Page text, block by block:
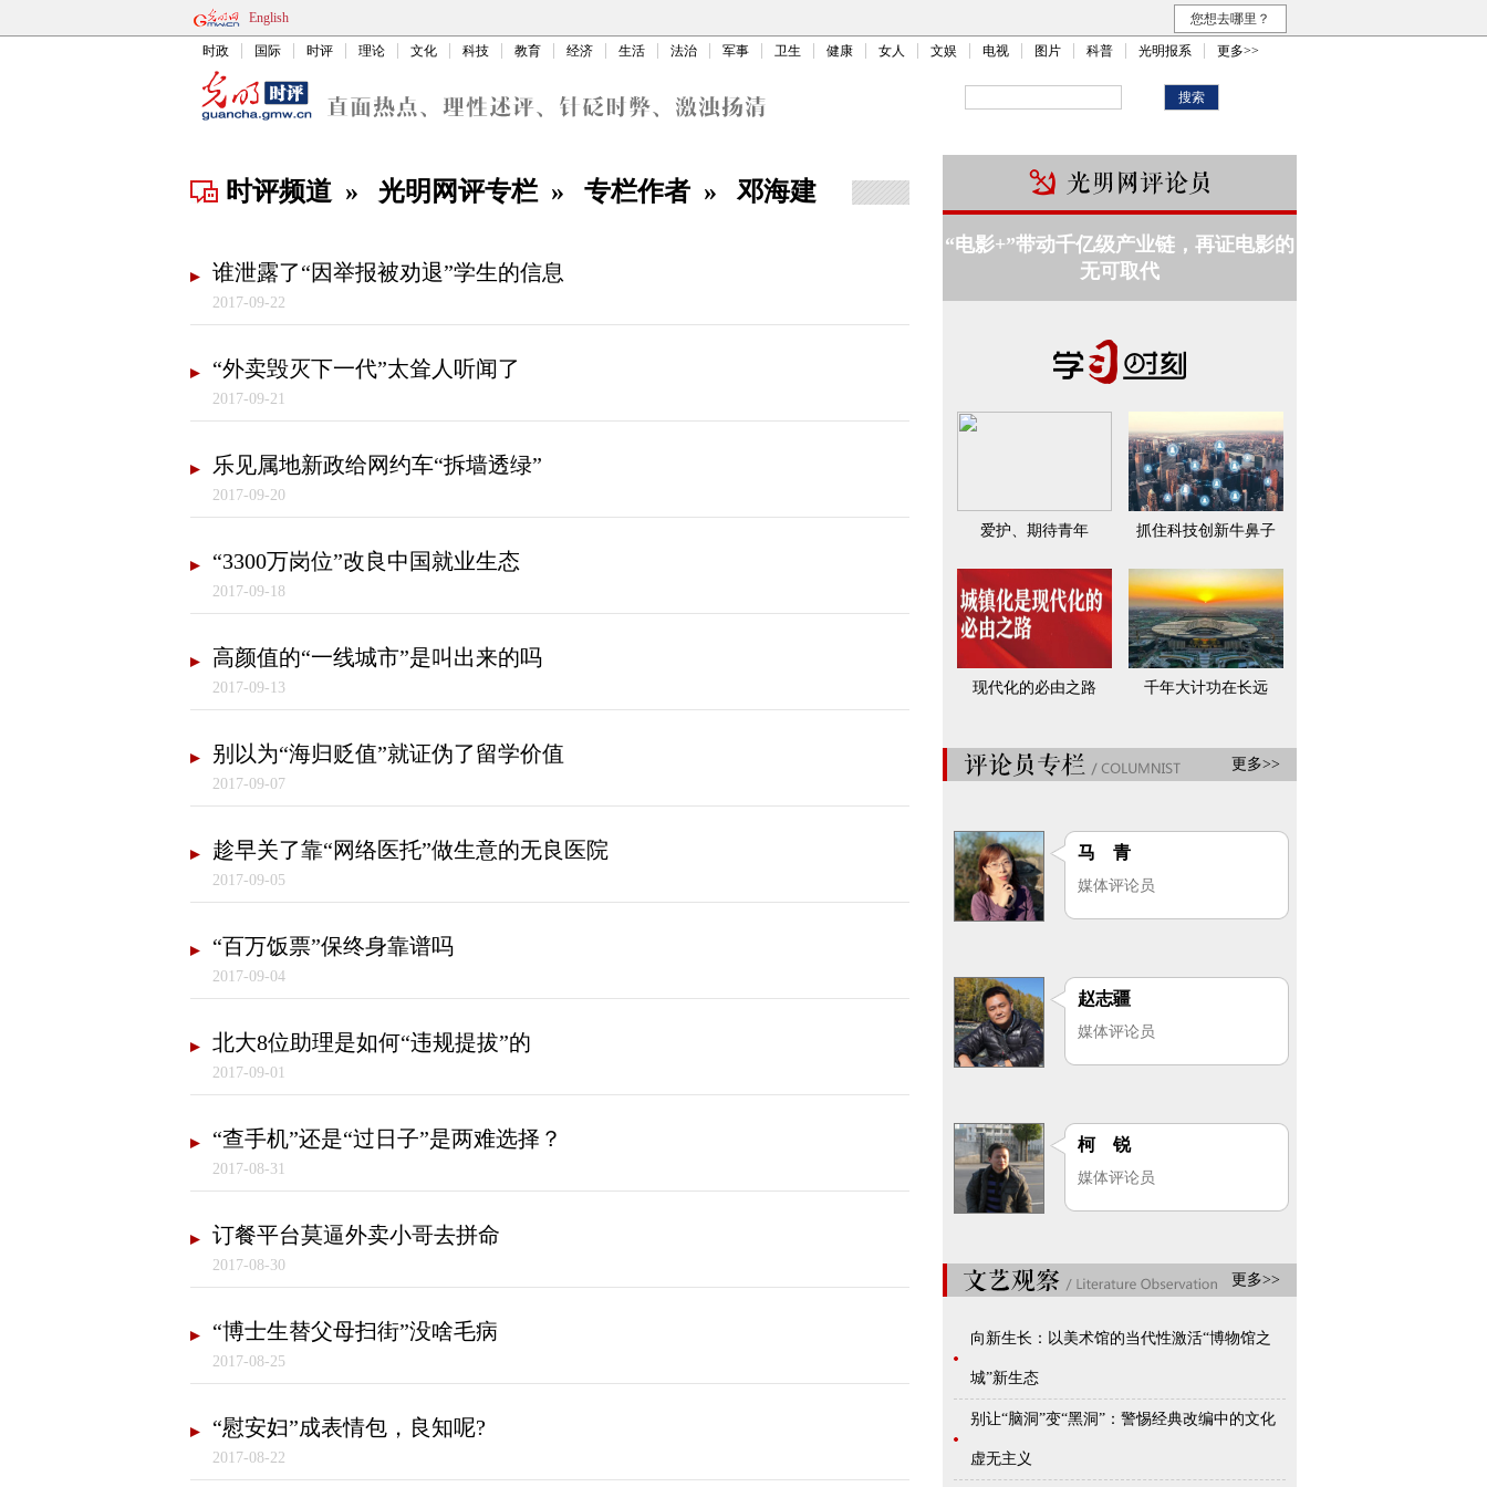
English 您想去哪里？
时政 国际 时评 理论 文化 科技 教育 经济 生活 法治 军事 卫生 健康 女人 文娱 电视 图片 科普 光明报系 更多>>
时评频道 » 光明网评专栏 » 专栏作者 » 邓海建
谁泄露了“因举报被劝退”学生的信息
2017-09-22
“外卖毁灭下一代”太耸人听闻了
2017-09-21
乐见属地新政给网约车“拆墙透绿”
2017-09-20
“3300万岗位”改良中国就业生态
2017-09-18
高颜值的“一线城市”是叫出来的吗
2017-09-13
别以为“海归贬值”就证伪了留学价值
2017-09-07
趁早关了靠“网络医托”做生意的无良医院
2017-09-05
“百万饭票”保终身靠谱吗
2017-09-04
北大8位助理是如何“违规提拔”的
2017-09-01
“查手机”还是“过日子”是两难选择？
2017-08-31
订餐平台莫逼外卖小哥去拼命
2017-08-30
“博士生替父母扫街”没啥毛病
2017-08-25
“慰安妇”成表情包，良知呢?
2017-08-22
“电影+”带动千亿级产业链，再证电影的
无可取代
爱护、期待青年 抓住科技创新牛鼻子
现代化的必由之路 千年大计功在长远
更多>>
马 青
媒体评论员
赵志疆
媒体评论员
柯 锐
媒体评论员
更多>>
向新生长：以美术馆的当代性激活“博物馆之
城”新生态
别让“脑洞”变“黑洞”：警惕经典改编中的文化
虚无主义